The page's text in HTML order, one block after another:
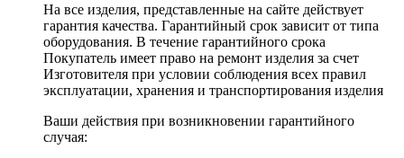
На все изделия, представленные на сайте действует
гарантия качества. Гарантийный срок зависит от типа
оборудования. В течение гарантийного срока
Покупатель имеет право на ремонт изделия за счет
Изготовителя при условии соблюдения всех правил
эксплуатации, хранения и транспортирования изделия
Ваши действия при возникновении гарантийного
случая: